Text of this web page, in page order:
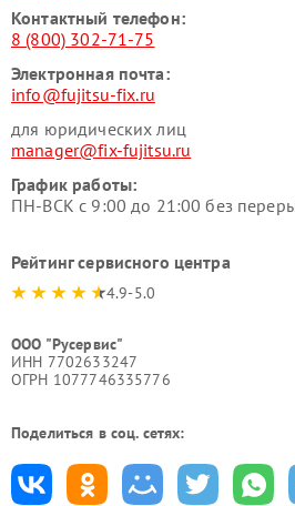
Контактный телефон:
8 (800) 302-71-75
Электронная почта:
info@fujitsu-fix.ru
для юридических лиц
manager@fix-fujitsu.ru
График работы:
ПН-ВСК с 9:00 до 21:00 без
Рейтинг сервисного центра
4.9-5.0
ООО "Русервис"
ИНН 7702633247
ОГРН 1077746335776
Поделиться в соц. сетях: